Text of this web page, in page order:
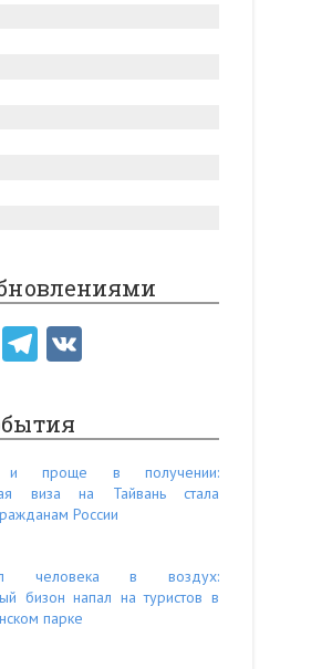
и проще в получении:
виза на Тайвань стала
России
человека в воздух:
бизон напал на туристов в
парке